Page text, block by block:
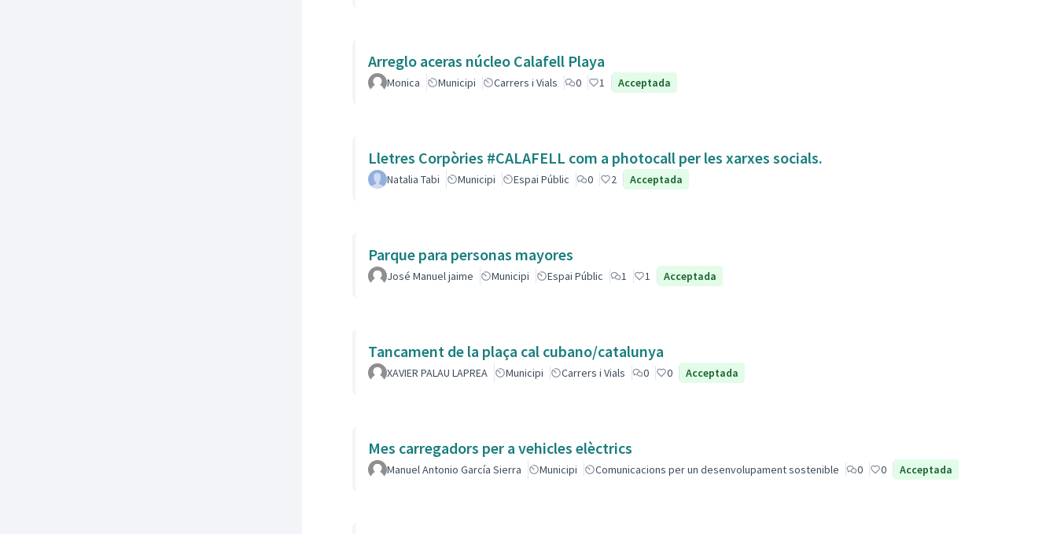
Arreglo aceras núcleo Calafell Playa
Monica Municipi Carrers i Vials 0 1 Acceptada
Lletres Corpòries #CALAFELL com a photocall per les xarxes socials.
Natalia Tabi Municipi Espai Públic 0 2 Acceptada
Parque para personas mayores
José Manuel jaime Municipi Espai Públic 1 1 Acceptada
Tancament de la plaça cal cubano/catalunya
XAVIER PALAU LAPREA Municipi Carrers i Vials 0 0 Acceptada
Mes carregadors per a vehicles elèctrics
Manuel Antonio García Sierra Municipi Comunicacions per un desenvolupament sostenible 0 0 Acceptada